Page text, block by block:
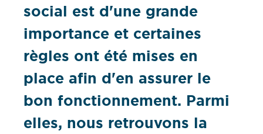
social est d'une grande
importance et certaines
règles ont été mises en
place afin d'en assurer le
bon fonctionnement. Parmi
elles, nous retrouvons la